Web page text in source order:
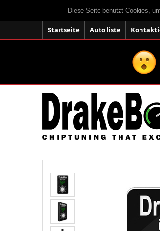
Diese Seite benutzt Cookies,
Startseite Auto liste